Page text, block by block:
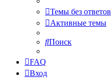
Темы без ответов
Активные темы
Поиск
FAQ
Вход